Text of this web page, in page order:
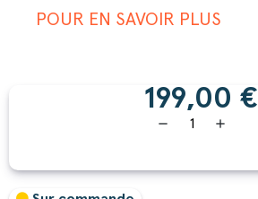
POUR EN SAVOIR PLUS
199,00 €
remove add